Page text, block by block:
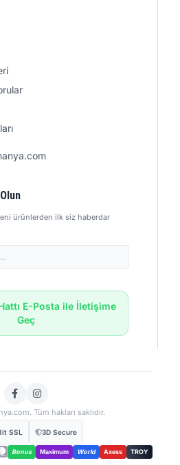
ürünlerden ilk siz haberdar
E-Posta ile İletişime
Geç
Tüm hakları saklıdır.
SSL 3D Secure
Bonus Maximum World Axess TROY